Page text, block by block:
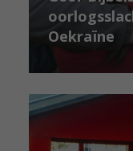
Oekraïne